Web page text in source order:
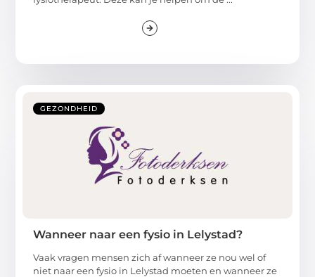
GEZONDHEID
Wanneer naar een fysio in Lelystad?
Vaak vragen mensen zich af wanneer ze nou wel of
niet naar een fysio in Lelystad moeten en wanneer ze